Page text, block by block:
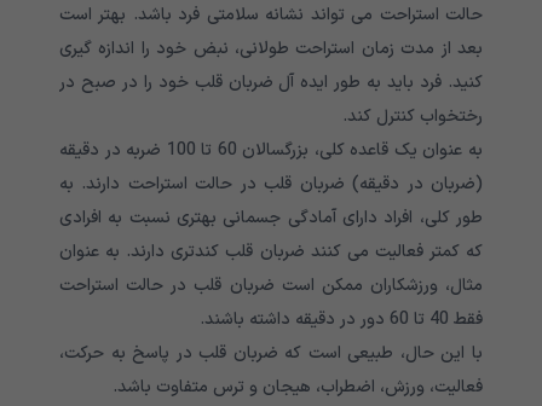
حالت استراحت می تواند نشانه سلامتی فرد باشد. بهتر است
بعد از مدت زمان استراحت طولانی، نبض خود را اندازه گیری
کنید. فرد باید به طور ایده آل ضربان قلب خود را در صبح در
رختخواب کنترل کند.
به عنوان یک قاعده کلی، بزرگسالان 60 تا 100 ضربه در دقیقه
(ضربان در دقیقه) ضربان قلب در حالت استراحت دارند. به
طور کلی، افراد دارای آمادگی جسمانی بهتری نسبت به افرادی
که کمتر فعالیت می کنند ضربان قلب کندتری دارند. به عنوان
مثال، ورزشکاران ممکن است ضربان قلب در حالت استراحت
فقط 40 تا 60 دور در دقیقه داشته باشند.
با این حال، طبیعی است که ضربان قلب در پاسخ به حرکت،
فعالیت، ورزش، اضطراب، هیجان و ترس متفاوت باشد.